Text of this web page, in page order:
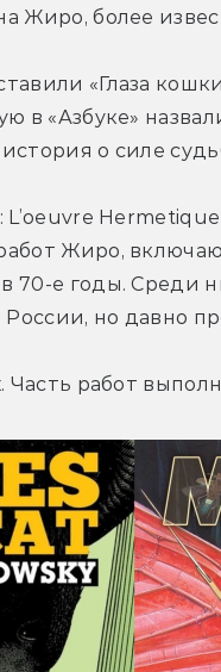
Жиро, более
«Глаза
в «Азбуке»
о силе
L’oeuvre
Жиро,
70-е годы. Среди
но давно
Часть работ